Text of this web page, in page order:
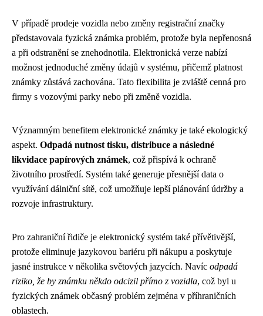
V případě prodeje vozidla nebo změny registrační značky
představovala fyzická známka problém, protože byla nepřenosná
a při odstranění se znehodnotila. Elektronická verze nabízí
možnost jednoduché změny údajů v systému, přičemž platnost
známky zůstává zachována. Tato flexibilita je zvláště cenná pro
firmy s vozovými parky nebo při změně vozidla.
Významným benefitem elektronické známky je také ekologický
aspekt. Odpadá nutnost tisku, distribuce a následné
likvidace papírových známek, což přispívá k ochraně
životního prostředí. Systém také generuje přesnější data o
využívání dálniční sítě, což umožňuje lepší plánování údržby a
rozvoje infrastruktury.
Pro zahraniční řidiče je elektronický systém také přívětivější,
protože eliminuje jazykovou bariéru při nákupu a poskytuje
jasné instrukce v několika světových jazycích. Navíc odpadá
riziko, že by známku někdo odcizil přímo z vozidla, což byl u
fyzických známek občasný problém zejména v příhraničních
oblastech.